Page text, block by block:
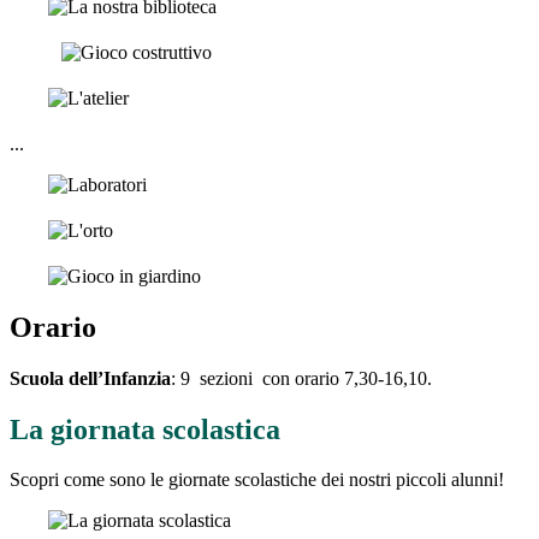
...
Orario
Scuola dell’Infanzia: 9 sezioni con orario 7,30-16,10.
La giornata scolastica
Scopri come sono le giornate scolastiche dei nostri piccoli alunni!